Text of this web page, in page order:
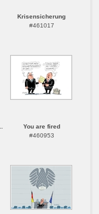
Krisensicherung
#461017
You are fired
#460953